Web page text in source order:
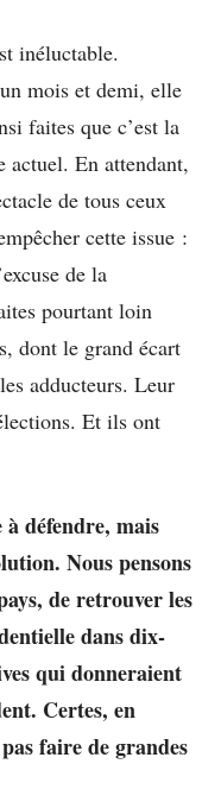
inéluctable.
mois et demi, elle
faites que c’est la
actuel. En attendant,
de tous ceux
cette issue :
de la
pourtant loin
dont le grand écart
adducteurs. Leur
Et ils ont
à défendre, mais
. Nous pensons
de retrouver les
dans dix-
qui donneraient
Certes, en
faire de grandes